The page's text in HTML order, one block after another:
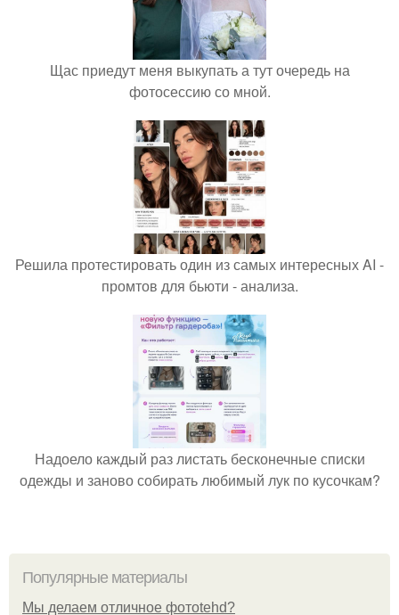
Щас приедут меня выкупать а тут очередь на
фотосессию со мной.
Решила протестировать один из самых интересных AI -
промтов для бьюти - анализа.
Надоело каждый раз листать бесконечные списки
одежды и заново собирать любимый лук по кусочкам?
Популярные материалы
Мы делаем отличное фотоtehd?